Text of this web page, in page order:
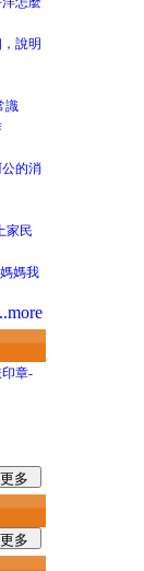
說明
識
的消
家民
媽我
..more
章-